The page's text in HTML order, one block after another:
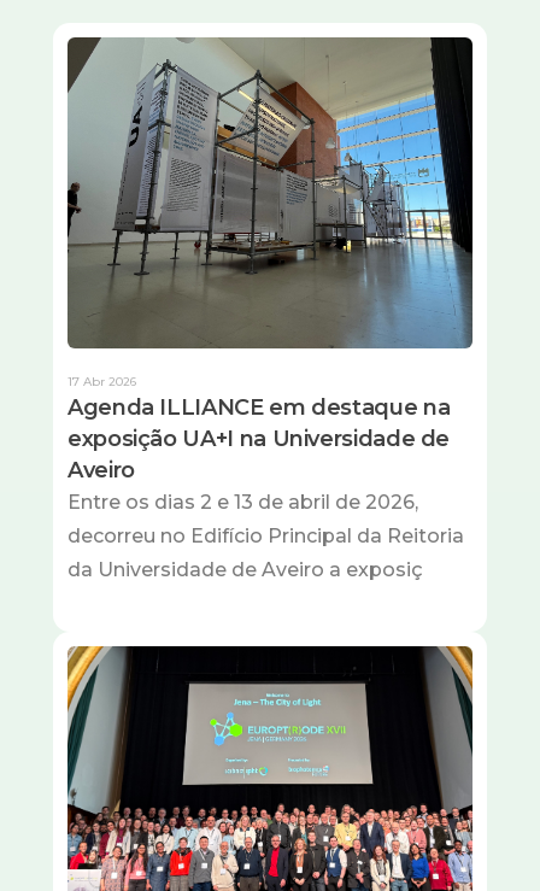
Imagem
17 Abr 2026
Agenda ILLIANCE em destaque na
exposição UA+I na Universidade de
Aveiro
Entre os dias 2 e 13 de abril de 2026,
decorreu no Edifício Principal da Reitoria
da Universidade de Aveiro a exposiç
Imagem